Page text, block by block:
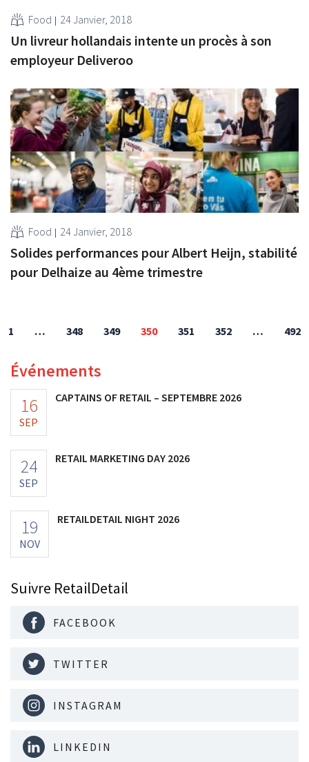
Food 24 Janvier, 2018
Un livreur hollandais intente un procès à son
employeur Deliveroo
Food 24 Janvier, 2018
Solides performances pour Albert Heijn, stabilité
pour Delhaize au 4ème trimestre
1 … 348 349 350 351 352 … 492
Événements
16
SEP
CAPTAINS OF RETAIL – SEPTEMBRE 2026
24
SEP
RETAIL MARKETING DAY 2026
19
NOV
RETAILDETAIL NIGHT 2026
Suivre RetailDetail
FACEBOOK
TWITTER
INSTAGRAM
LINKEDIN